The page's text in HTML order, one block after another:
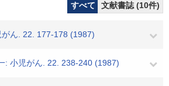
すべて
文献書誌 (10件)
ん. 22. 177-178 (1987)
: 小児がん. 22. 238-240 (1987)